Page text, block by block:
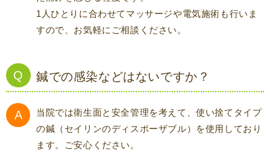
1人ひとりに合わせてマッサージや電気施術も行いま
すので、お気軽にご相談ください。
鍼での感染などはないですか？
当院では衛生面と安全管理を考えて、使い捨てタイプ
の鍼（セイリンのディスポーザブル）を使用しており
ます。ご安心ください。